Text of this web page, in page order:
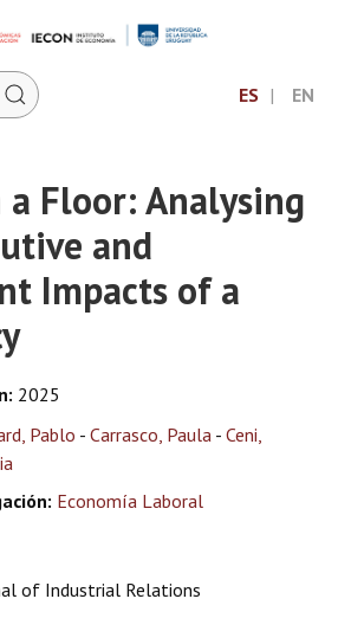
ES EN
a Floor: Analysing
and
Impacts of a
2025
Pablo - Carrasco, Paula - Ceni,
Economía Laboral
of Industrial Relations